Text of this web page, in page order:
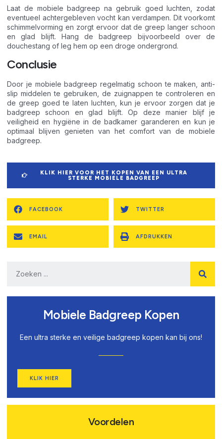
Laat de mobiele badgreep na gebruik goed luchten, zodat
eventueel achtergebleven vocht kan verdampen. Dit voorkomt
schimmelvorming en zorgt ervoor dat de greep langer schoon
en glad blijft. Hang de badgreep bijvoorbeeld over de
douchestang of leg hem op een droge ondergrond.
Conclusie
Door je mobiele badgreep regelmatig schoon te maken, anti-
slip middelen te gebruiken, de zuignappen te controleren en
de greep goed te laten luchten, kun je ervoor zorgen dat je
badgreep schoon en glad blijft. Op deze manier blijf je
veiligheid en hygiëne in de badkamer garanderen en kun je
optimaal blijven genieten van het comfort van de mobiele
badgreep.
KLIK HIER VOOR HET KOPEN VAN EEN ULTRA
STERKE MOBIELE BADGREEP
FACEBOOK TWITTER
EMAIL AFDRUKKEN
Mobiele Badgreep Kopen
Een ultra sterke en veilige badgreep kopen kan bij ons!
KLIK HIER
Voordelen